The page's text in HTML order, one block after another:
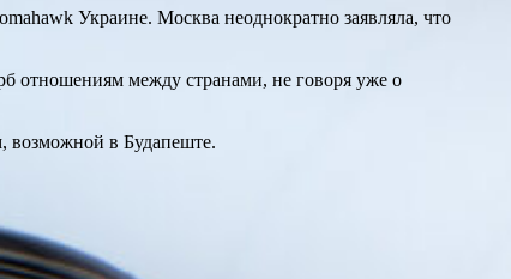
Украине. Москва неоднократно заявляла, что
отношениям между странами, не говоря уже о
возможной в Будапеште.